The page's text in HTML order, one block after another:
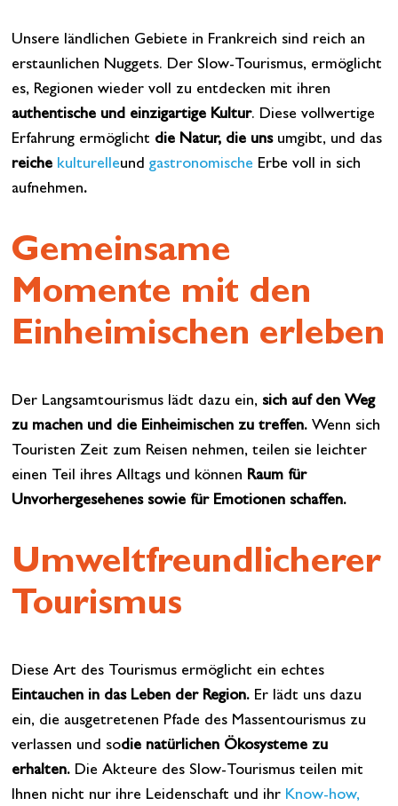
Unsere ländlichen Gebiete in Frankreich sind reich an
erstaunlichen Nuggets. Der Slow-Tourismus, ermöglicht
es, Regionen wieder voll zu entdecken mit ihren
authentische und einzigartige Kultur. Diese vollwertige
Erfahrung ermöglicht die Natur, die uns umgibt, und das
reiche kulturelleund gastronomische Erbe voll in sich
aufnehmen.
Gemeinsame
Momente mit den
Einheimischen erleben
Der Langsamtourismus lädt dazu ein, sich auf den Weg
zu machen und die Einheimischen zu treffen.Wenn sich
Touristen Zeit zum Reisen nehmen, teilen sie leichter
einen Teil ihres Alltags und können Raum für
Unvorhergesehenes sowie für Emotionen schaffen.
Umweltfreundlicherer
Tourismus
Diese Art des Tourismus ermöglicht ein echtes
Eintauchen in das Leben der Region.Er lädt uns dazu
ein, die ausgetretenen Pfade des Massentourismus zu
verlassen und sodie natürlichen Ökosysteme zu
erhalten.Die Akteure des Slow-Tourismus teilen mit
Ihnen nicht nur ihre Leidenschaft und ihr Know-how,